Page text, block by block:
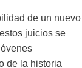
de un nuevo
juicios se
de la historia